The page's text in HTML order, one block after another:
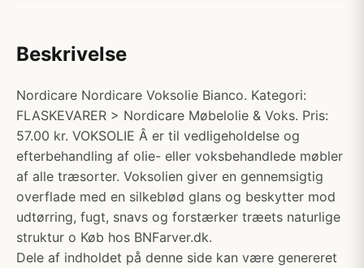
Beskrivelse
Nordicare Nordicare Voksolie Bianco. Kategori:
FLASKEVARER > Nordicare Møbelolie & Voks. Pris:
57.00 kr. VOKSOLIE Â er til vedligeholdelse og
efterbehandling af olie- eller voksbehandlede møbler
af alle træsorter. Voksolien giver en gennemsigtig
overflade med en silkeblød glans og beskytter mod
udtørring, fugt, snavs og forstærker træets naturlige
struktur o Køb hos BNFarver.dk.
Dele af indholdet på denne side kan være genereret